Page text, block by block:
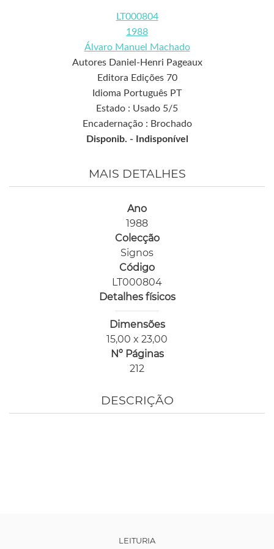
LT000804
1988
Álvaro Manuel Machado
Autores Daniel-Henri Pageaux
Editora Edições 70
Idioma Português PT
Estado : Usado 5/5
Encadernação : Brochado
Disponib. - Indisponível
MAIS DETALHES
Ano
1988
Colecção
Signos
Código
LT000804
Detalhes físicos
Dimensões
15,00 x 23,00
Nº Páginas
212
DESCRIÇÃO
LEITURIA